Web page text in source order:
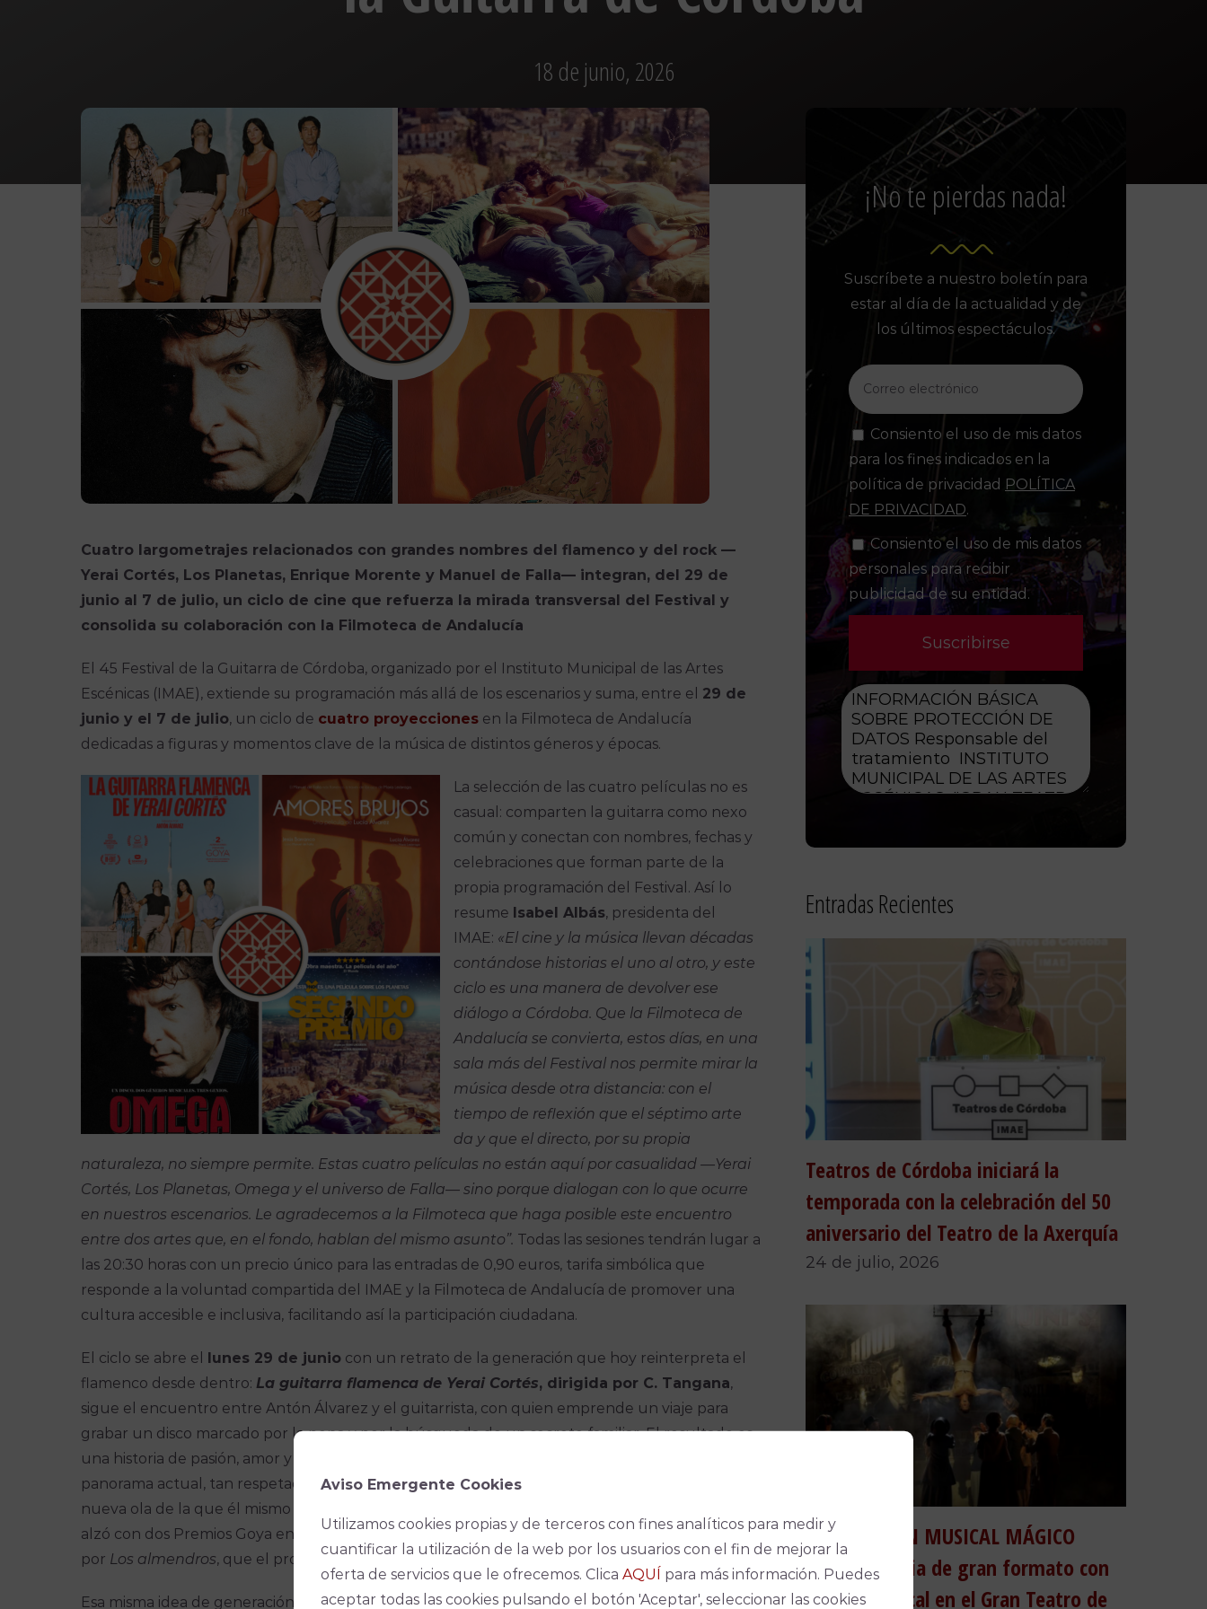
18 de junio, 2026
Cuatro largometrajes relacionados con grandes nombres del flamenco y del rock —
Yerai Cortés, Los Planetas, Enrique Morente y Manuel de Falla— integran, del 29 de
junio al 7 de julio, un ciclo de cine que refuerza la mirada transversal del Festival y
consolida su colaboración con la Filmoteca de Andalucía
El 45 Festival de la Guitarra de Córdoba, organizado por el Instituto Municipal de las Artes
Escénicas (IMAE), extiende su programación más allá de los escenarios y suma, entre el 29 de
junio y el 7 de julio, un ciclo de cuatro proyeccionesen la Filmoteca de Andalucía
dedicadas a figuras y momentos clave de la música de distintos géneros y épocas.
La selección de las cuatro películas no es
casual: comparten la guitarra como nexo
común y conectan con nombres, fechas y
celebraciones que forman parte de la
propia programación del Festival. Así lo
resume Isabel Albás, presidenta del
IMAE: «El cine y la música llevan décadas
contándose historias el uno al otro, y este
ciclo es una manera de devolver ese
diálogo a Córdoba. Que la Filmoteca de
Andalucía se convierta, estos días, en una
sala más del Festival nos permite mirar la
música desde otra distancia: con el
tiempo de reflexión que el séptimo arte
da y que el directo, por su propia
naturaleza, no siempre permite. Estas cuatro películas no están aquí por casualidad —Yerai
Cortés, Los Planetas, Omega y el universo de Falla— sino porque dialogan con lo que ocurre
en nuestros escenarios. Le agradecemos a la Filmoteca que haga posible este encuentro
entre dos artes que, en el fondo, hablan del mismo asunto”. Todas las sesiones tendrán lugar a
las 20:30 horas con un precio único para las entradas de 0,90 euros, tarifa simbólica que
responde a la voluntad compartida del IMAE y la Filmoteca de Andalucía de promover una
cultura accesible e inclusiva, facilitando así la participación ciudadana.
El ciclo se abre el lunes 29 de juniocon un retrato de la generación que hoy reinterpreta el
flamenco desde dentro: La guitarra flamenca de Yerai Cortés, dirigida por C. Tangana,
sigue el encuentro entre Antón Álvarez y el guitarrista, con quien emprende un viaje para
grabar un disco marcado por la pena y por la búsqueda de un secreto familiar. El resultado es
una historia de pasión, amor y perdón en torno a una de las figuras más singulares del
panorama actual, tan respetado por los gitanos más tradicionalistas como por los artistas de la
nueva ola de la que él mismo forma parte. No es una película cualquiera para abrir el ciclo: se
alzó con dos Premios Goya en 2025, a Mejor Película Documental y a Mejor Canción Original
por Los almendros, que el propio Yerai Cortés interpreta junto a La Tania.
Esa misma idea de generación —la de quienes heredan un sonido y deciden romperlo—
¡No te pierdas nada!
Suscríbete a nuestro boletín para
estar al día de la actualidad y de
los últimos espectáculos.
Consiento el uso de mis datos
para los fines indicados en la
política de privacidad POLÍTICA
DE PRIVACIDAD.
Consiento el uso de mis datos
personales para recibir
publicidad de su entidad.
Entradas Recientes
Teatros de Córdoba iniciará la
temporada con la celebración del 50
aniversario del Teatro de la Axerquía
24 de julio, 2026
HOUDINI, UN MUSICAL MÁGICO
reunirá magia de gran formato con
teatro musical en el Gran Teatro de
Aviso Emergente Cookies
Utilizamos cookies propias y de terceros con fines analíticos para medir y
cuantificar la utilización de la web por los usuarios con el fin de mejorar la
oferta de servicios que le ofrecemos. Clica AQUÍ para más información. Puedes
aceptar todas las cookies pulsando el botón 'Aceptar', seleccionar las cookies